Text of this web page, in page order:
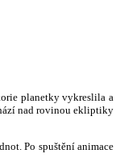
planetky vykreslila a
nad rovinou ekliptiky
Po spuštění animace